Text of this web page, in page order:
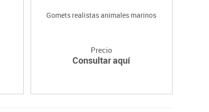
Gomets realistas animales marinos
Precio
Consultar aquí